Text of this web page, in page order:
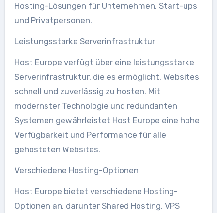
Hosting-Lösungen für Unternehmen, Start-ups
und Privatpersonen.
Leistungsstarke Serverinfrastruktur
Host Europe verfügt über eine leistungsstarke
Serverinfrastruktur, die es ermöglicht, Websites
schnell und zuverlässig zu hosten. Mit
modernster Technologie und redundanten
Systemen gewährleistet Host Europe eine hohe
Verfügbarkeit und Performance für alle
gehosteten Websites.
Verschiedene Hosting-Optionen
Host Europe bietet verschiedene Hosting-
Optionen an, darunter Shared Hosting, VPS